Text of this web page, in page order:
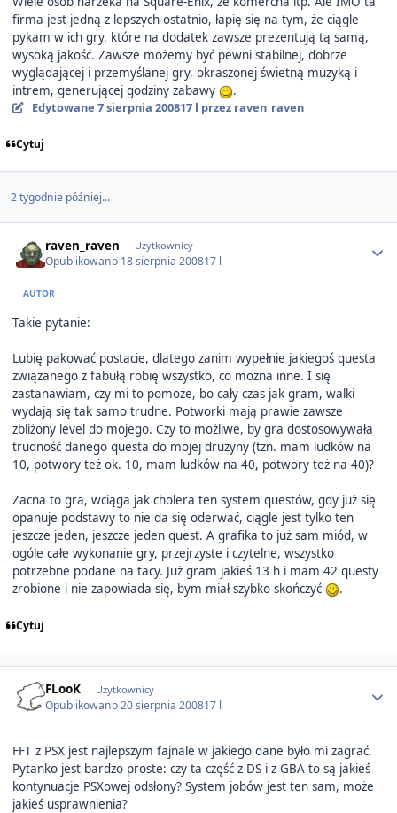
firma jest jedną z lepszych ostatnio, łapię się na tym, że ciągle
pykam w ich gry, które na dodatek zawsze prezentują tą samą,
wysoką jakość. Zawsze możemy być pewni stabilnej, dobrze
wyglądającej i przemyślanej gry, okraszonej świetną muzyką i
intrem, generującej godziny zabawy
.
Edytowane 7 sierpnia 200817 l przez raven_raven
Cytuj
2 tygodnie później...
raven_raven Użytkownicy
Opublikowano 18 sierpnia 200817 l
AUTOR
Takie pytanie:
Lubię pakować postacie, dlatego zanim wypełnie jakiegoś questa
związanego z fabułą robię wszystko, co można inne. I się
zastanawiam, czy mi to pomoże, bo cały czas jak gram, walki
wydają się tak samo trudne. Potworki mają prawie zawsze
zbliżony level do mojego. Czy to możliwe, by gra dostosowywała
trudność danego questa do mojej drużyny (tzn. mam ludków na
10, potwory też ok. 10, mam ludków na 40, potwory też na 40)?
Zacna to gra, wciąga jak cholera ten system questów, gdy już się
opanuje podstawy to nie da się oderwać, ciągle jest tylko ten
jeszcze jeden, jeszcze jeden quest. A grafika to już sam miód, w
ogóle całe wykonanie gry, przejrzyste i czytelne, wszystko
potrzebne podane na tacy. Już gram jakieś 13 h i mam 42 questy
zrobione i nie zapowiada się, bym miał szybko skończyć
.
Cytuj
FLooK Użytkownicy
Opublikowano20 sierpnia 200817 l
FFT z PSX jest najlepszym fajnale w jakiego dane było mi zagrać.
Pytanko jest bardzo proste: czy ta część z DS i z GBA to są jakieś
kontynuacje PSXowej odsłony? System jobów jest ten sam, może
jakieś usprawnienia?